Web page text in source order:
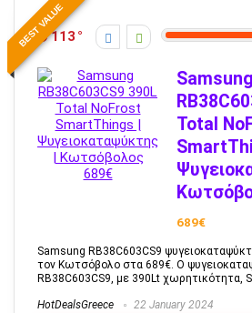
BEST VALUE
113
Samsung
Total
689€
Samsung RB38C603CS9
τον Κωτσόβολο στα 689€. Ο
RB38C603CS9, με 390Lt χωρητικότητα,
HotDealsGreece 22 January 2024